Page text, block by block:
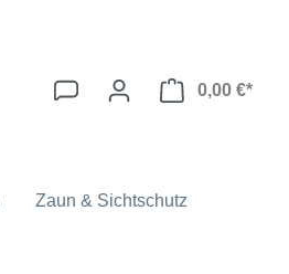
0,00 €*
Zaun & Sichtschutz